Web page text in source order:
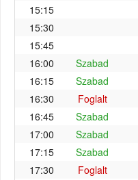
15:15
15:30
15:45
16:00
Szabad
16:15
Szabad
16:30
Foglalt
16:45
Szabad
17:00
Szabad
17:15
Szabad
17:30
Foglalt